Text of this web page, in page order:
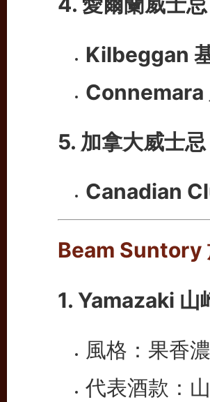
Kilbeggan
Connemara
5. 加拿大威士
Canadian
Beam Suntory
1. Yamazaki 山
風格：果香
代表酒款：